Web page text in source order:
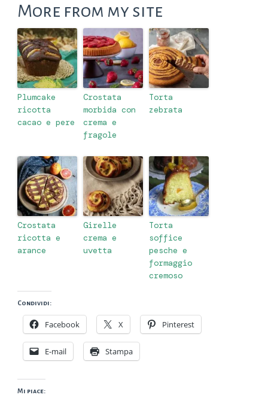
More from my site
Plumcake
ricotta
cacao e pere
Crostata
morbida con
crema e
fragole
Torta
zebrata
Crostata
ricotta e
arance
Girelle
crema e
uvetta
Torta
soffice
pesche e
formaggio
cremoso
Condividi:
Facebook X Pinterest
E-mail Stampa
Mi piace: